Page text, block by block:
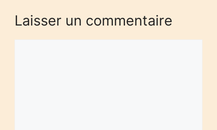
Laisser un commentaire